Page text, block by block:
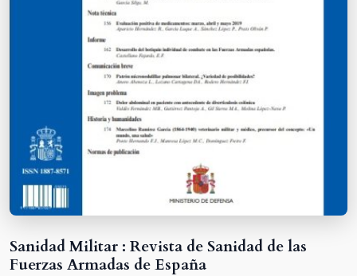
Sanidad Militar : Revista de Sanidad de las
Fuerzas Armadas de España